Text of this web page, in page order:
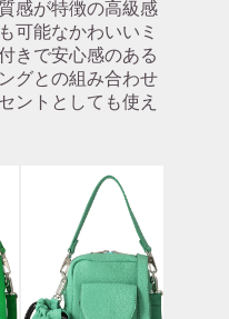
感が特徴の高級感
可能なかわいいミ
きで安心感のある
グとの組み合わせ
ントとしても使え